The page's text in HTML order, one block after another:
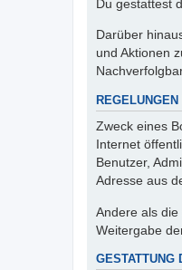
Du gestattest
Darüber
und Aktionen
Zweck eines
Internet
Benutzer,
Adresse aus
Andere als
Weitergabe
GESTATTUNG